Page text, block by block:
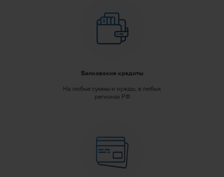
Банковские кредиты
На любые суммы и нужды, в любых
регионах РФ